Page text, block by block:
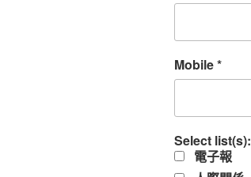
Mobile*
Select list(s):
電子報